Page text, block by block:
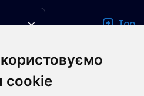
cookie
Top
Медіа
Динамо TV